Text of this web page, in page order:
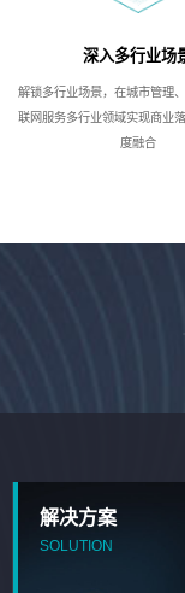
深入多行业场
解锁多行业场景，在城市管理
联网服务多行业领域实现商业
度融合
解决方案
SOLUTION